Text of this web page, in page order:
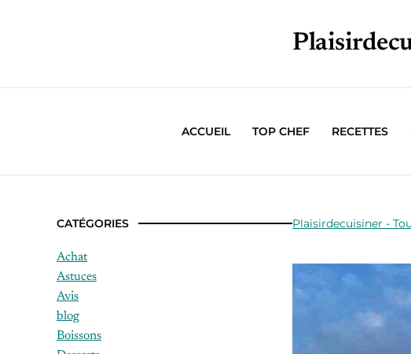
ACCUEIL TOP CHEF RECETTES
Plaisirdecuisiner -
CATÉGORIES
Achat
Astuces
Avis
blog
Boissons